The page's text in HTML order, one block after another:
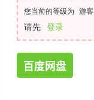
您当前的等级为 游客
请先 登录
百度网盘